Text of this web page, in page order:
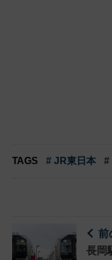
TAGS # JR東日本 #
前
長岡